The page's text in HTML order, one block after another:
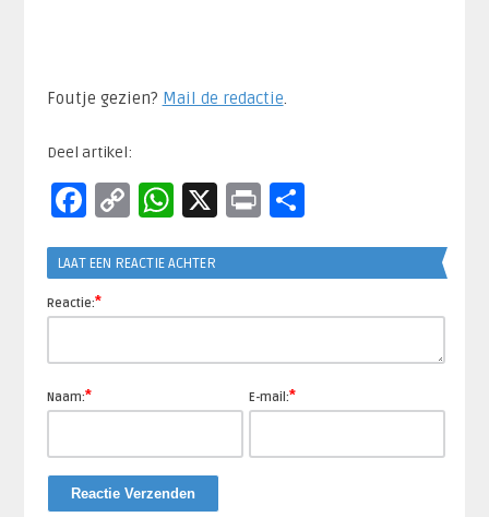
Foutje gezien? Mail de redactie.​
Deel artikel:
Facebook
CopyWhatsApp
X PrintDelen
LAAT EEN REACTIE ACHTER
Reactie:*
Naam:* E-mail:*